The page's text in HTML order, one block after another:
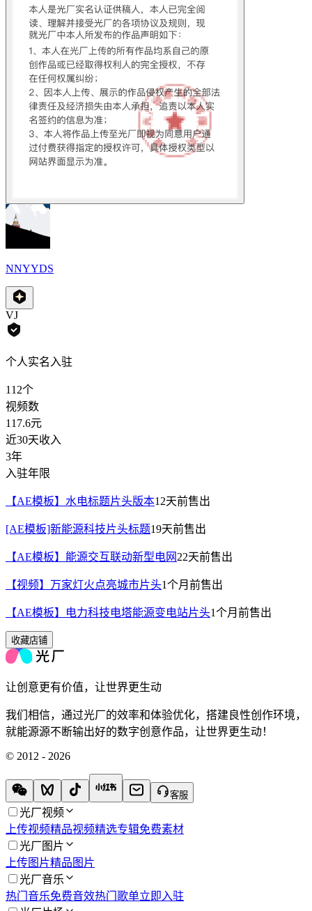
NNYYDS
VJ
个人实名入驻
112个
视频数
117.6元
近30天收入
3年
入驻年限
【AE模板】水电标题片头版本12天前售出
[AE模板]新能源科技片头标题19天前售出
【AE模板】能源交互联动新型电网 22天前售出
【视频】万家灯火点亮城市片头1个月前售出
【AE模板】电力科技电塔能源变电站片头1个月前售出
收藏店铺
让创意更有价值，让世界更生动
我们相信，通过光厂的效率和体验优化，搭建良性创作环境，
就能源源不断输出好的数字创意作品，让世界更生动！
© 2012 - 2026
客服
光厂视频
上传视频精品视频精选专辑免费素材
光厂图片
上传图片精品图片
光厂音乐
热门音乐免费音效热门歌单立即入驻